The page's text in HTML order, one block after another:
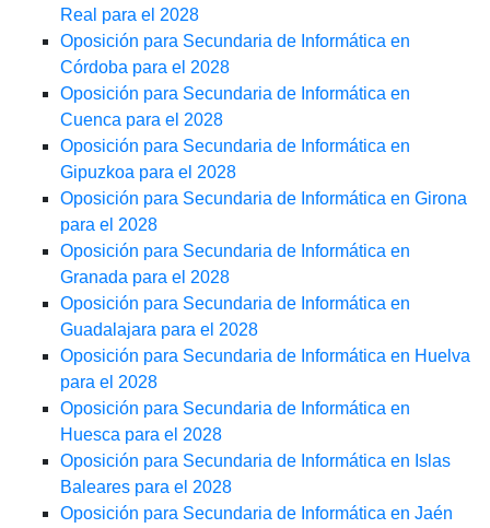
Real para el 2028
Oposición para Secundaria de Informática en
Córdoba para el 2028
Oposición para Secundaria de Informática en
Cuenca para el 2028
Oposición para Secundaria de Informática en
Gipuzkoa para el 2028
Oposición para Secundaria de Informática en Girona
para el 2028
Oposición para Secundaria de Informática en
Granada para el 2028
Oposición para Secundaria de Informática en
Guadalajara para el 2028
Oposición para Secundaria de Informática en Huelva
para el 2028
Oposición para Secundaria de Informática en
Huesca para el 2028
Oposición para Secundaria de Informática en Islas
Baleares para el 2028
Oposición para Secundaria de Informática en Jaén